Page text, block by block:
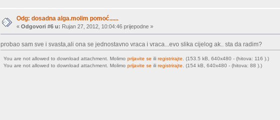
Odg: dosadna alga.molim pomoć......
«Odgovori #6 u: Rujan 27, 2012, 10:04:46 prijepodne »
probao sam sve i svasta,ali ona se jednostavno vraca i vraca...evo slika cijelog ak.. sta da radim?
You are not allowed to download attachment. Molimo prijavite se ili registrirajte . (153.5 kB, 640x480 - (hitova: 116 ).)
You are not allowed to download attachment. Molimo prijavite se ili registrirajte . (154 kB, 640x480 - (hitova: 88 ).)